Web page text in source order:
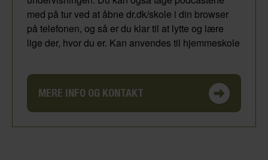
med på tur ved at åbne dr.dk/skole i din browser
på telefonen, og så er du klar til at lytte og lære
lige der, hvor du er. Kan anvendes til hjemmeskole
MERE INFO OG KONTAKT